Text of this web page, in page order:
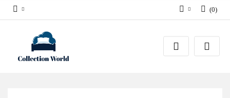
Zarejestruj się
(0)